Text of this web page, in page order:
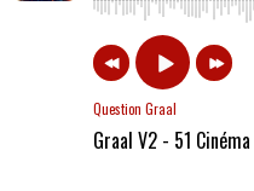
Question Graal
Graal V2 - 51 Cinéma